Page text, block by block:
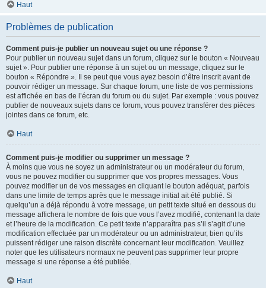
Haut
Problèmes de publication
Comment puis-je publier un nouveau sujet ou une réponse ?
Pour publier un nouveau sujet dans un forum, cliquez sur le bouton « Nouveau
sujet ». Pour publier une réponse à un sujet ou un message, cliquez sur le
bouton « Répondre ». Il se peut que vous ayez besoin d’être inscrit avant de
pouvoir rédiger un message. Sur chaque forum, une liste de vos permissions
est affichée en bas de l’écran du forum ou du sujet. Par exemple : vous pouvez
publier de nouveaux sujets dans ce forum, vous pouvez transférer des pièces
jointes dans ce forum, etc.
Haut
Comment puis-je modifier ou supprimer un message ?
À moins que vous ne soyez un administrateur ou un modérateur du forum,
vous ne pouvez modifier ou supprimer que vos propres messages. Vous
pouvez modifier un de vos messages en cliquant le bouton adéquat, parfois
dans une limite de temps après que le message initial ait été publié. Si
quelqu’un a déjà répondu à votre message, un petit texte situé en dessous du
message affichera le nombre de fois que vous l’avez modifié, contenant la date
et l’heure de la modification. Ce petit texte n’apparaîtra pas s’il s’agit d’une
modification effectuée par un modérateur ou un administrateur, bien qu’ils
puissent rédiger une raison discrète concernant leur modification. Veuillez
noter que les utilisateurs normaux ne peuvent pas supprimer leur propre
message si une réponse a été publiée.
Haut